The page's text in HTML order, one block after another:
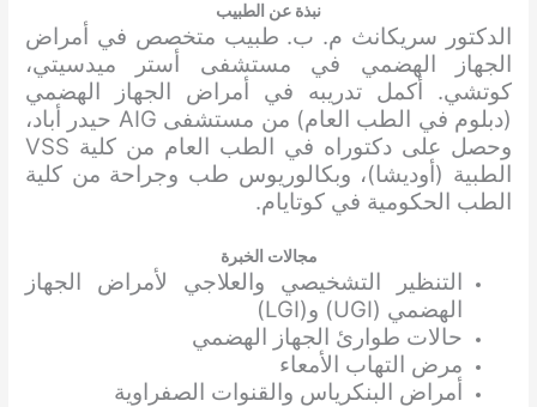
نبذة عن الطبيب
الدكتور سريكانث م. ب. طبيب متخصص في أمراض
الجهاز الهضمي في مستشفى أستر ميدسيتي،
كوتشي. أكمل تدريبه في أمراض الجهاز الهضمي
(دبلوم في الطب العام) من مستشفى AIG حيدر أباد،
وحصل على دكتوراه في الطب العام من كلية VSS
الطبية (أوديشا)، وبكالوريوس طب وجراحة من كلية
الطب الحكومية في كوتايام.
مجالات الخبرة
التنظير التشخيصي والعلاجي لأمراض الجهاز
الهضمي (UGI) و(LGI)
حالات طوارئ الجهاز الهضمي
مرض التهاب الأمعاء
أمراض البنكرياس والقنوات الصفراوية